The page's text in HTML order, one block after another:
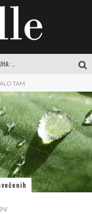
EVROPSKI POTROŠNIKI NAVDUŠENO KUPUJEJO NOVI SAMSUNG GALAXY Z FOLD8
TEČAJ VARNE VOŽNJE: POPOLN VODNIK ZA SAMOZAVESTNO IN VARNO POTOVANJE PO SLOVENSKIH CESTAH
ČAJI ZA ŽELODEC IN PREBAVO: VAŠ CELOVIT VODNIK DO POMIRITVE IN RAVNOVESJA
CENTER VARNE VOŽNJE LOGATEC: CELOVIT VODNIK ZA SAMOZAVESTNO VOŽNJO IN IZPOPOLNJEVANJE
TAM